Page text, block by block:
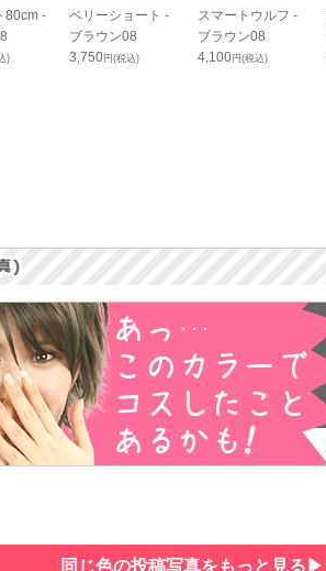
80cm -
)
ベリーショート -
ブラウン08
3,750円(税込)
スマートウルフ -
ブラウン08
4,100円(税込)